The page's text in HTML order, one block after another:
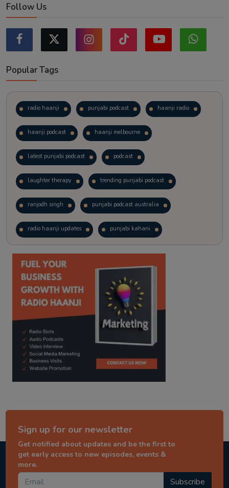
Follow Us
Popular Tags
radio haanji punjabi podcast haanji radio
haanji podcast haanji melbourne
latest punjabi podcast podcast
laughter therapy trending punjabi podcast
ranjodh singh punjabi podcast australia
radio haanji updates punjabi kahani
kitaab kahani punjabi story
Sign up for our newsletter
Get notified about updates and be the first to
get early access to new episodes, events &
more.
Subscribe